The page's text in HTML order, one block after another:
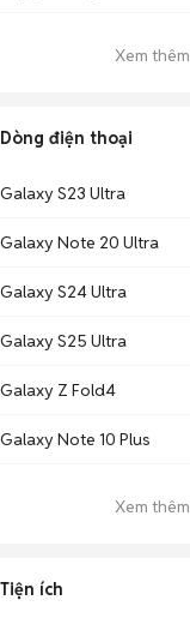
Xem thêm
Dòng điện thoại
Galaxy S23 Ultra
Galaxy Note 20 Ultra
Galaxy S24 Ultra
Galaxy S25 Ultra
Galaxy Z Fold4
Galaxy Note 10 Plus
Xem thêm
Tiện ích